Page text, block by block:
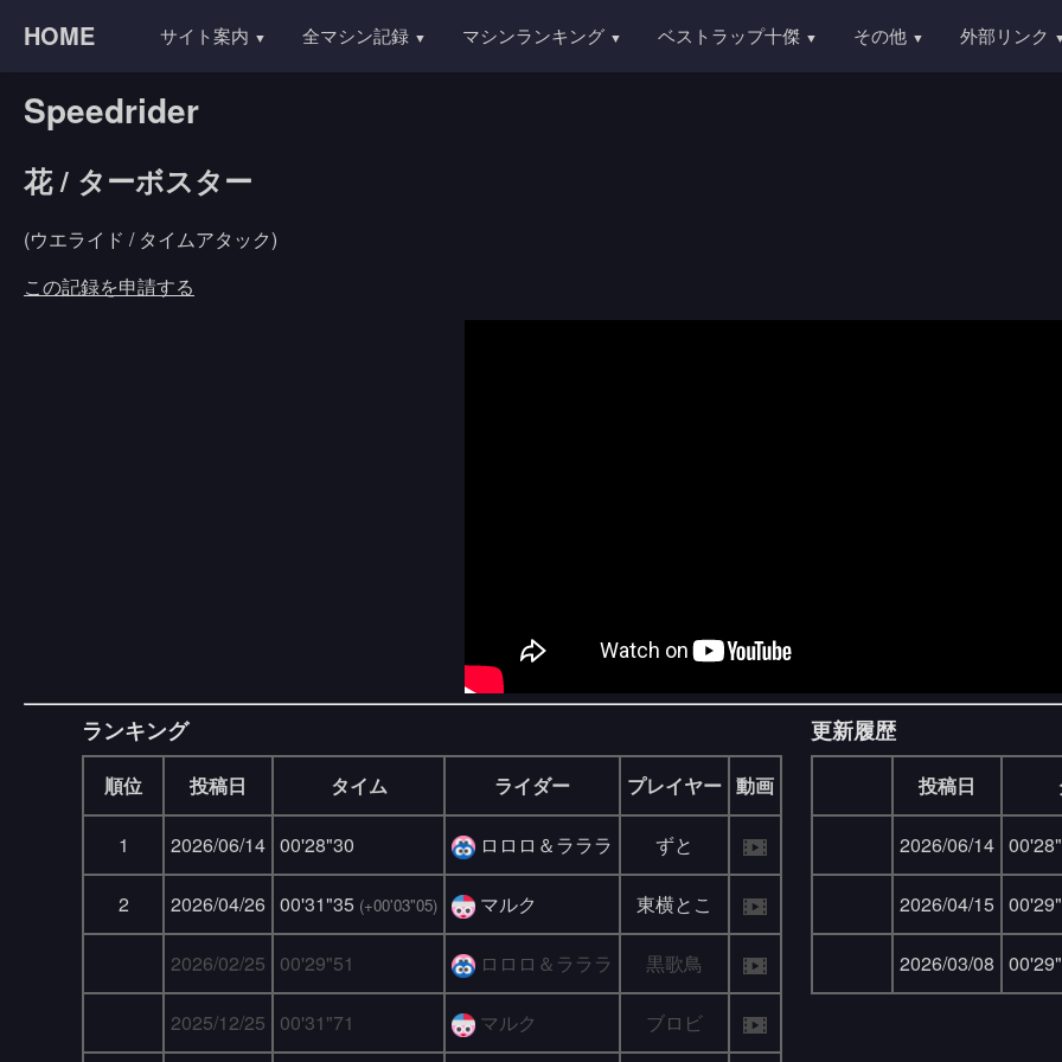
HOME サイト案内 全マシン記録 マシンランキング ベストラップ十傑 その他 外部リンク
Speedrider
花 / ターボスター
(ウエライド / タイムアタック)
この記録を申請する
ランキング
順位 投稿日 タイム ライダー プレイヤー 動画
1 2026/06/14 00'28"30 ロロロ＆ラララ ずと
2 2026/04/26 00'31"35 (+00'03"05) マルク 東横とこ
2026/02/25 00'29"51 ロロロ＆ラララ 黒歌鳥
2025/12/25 00'31"71 マルク ブロビ
更新履歴
投稿日
2026/06/14
2026/04/15
2026/03/08